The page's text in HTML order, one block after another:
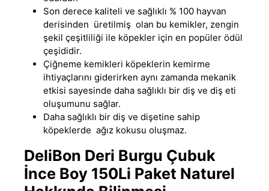
Son derece kaliteli ve sağlıklı % 100 hayvan
derisinden üretilmiş olan bu kemikler, zengin
şekil çeşitliliği ile köpekler için en popüler ödül
çeşididir.
Çiğneme kemikleri köpeklerin kemirme
ihtiyaçlarını giderirken aynı zamanda mekanik
etkisi sayesinde daha sağlıklı bir diş ve diş eti
oluşumunu sağlar.
Daha sağlıklı bir diş ve dişetine sahip
köpeklerde ağız kokusu oluşmaz.
DeliBon Deri Burgu Çubuk
İnce Boy 150Li Paket Naturel